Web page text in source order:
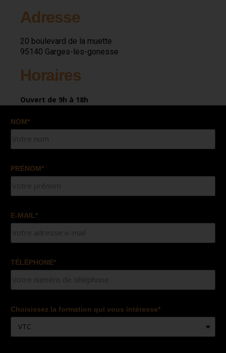
Adresse
20 boulevard de la muette
95140 Garges-les-gonesse
Horaires
Ouvert de 9h à 18h
NOM*
PRÉNOM*
E-MAIL*
TÉLÉPHONE*
Choisissez la formation qui vous intéresse*